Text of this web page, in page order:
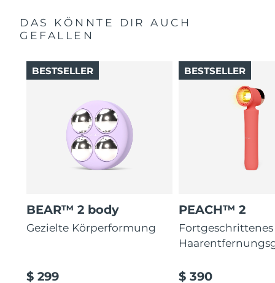
DAS KÖNNTE DIR AUCH
GEFALLEN
BEAR™ 2 body
Gezielte Körperformung
$ 299
BESTSELLER
PEACH™ 2
Fortgeschrittenes
$ 390
BESTSELLER